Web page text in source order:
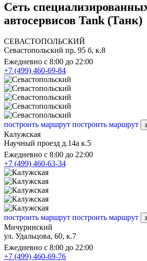
Сеть
автосервисов Tank (Танк)
СЕВАСТОПОЛЬСКИЙ
Севастопольский пр. 95 б, к.8
Ежедневно с 8:00 до 22:00
+7 (499) 460-69-84
построить маршрут построить маршрут
Калужская
Научный проезд д.14а к.5
Ежедневно с 8:00 до 22:00
+7 (499) 460-63-34
построить маршрут построить маршрут
Мичуринский
ул. Удальцова, 60, к.7
Ежедневно с 8:00 до 22:00
+7 (499) 460-69-76